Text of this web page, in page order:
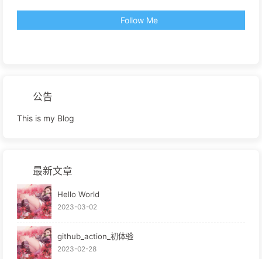
Follow Me
公告
This is my Blog
最新文章
Hello World
2023-03-02
github_action_初体验
2023-02-28